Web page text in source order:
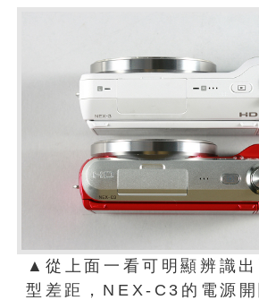
▲從上面一看可明顯辨識
型差距，NEX-C3的電源開